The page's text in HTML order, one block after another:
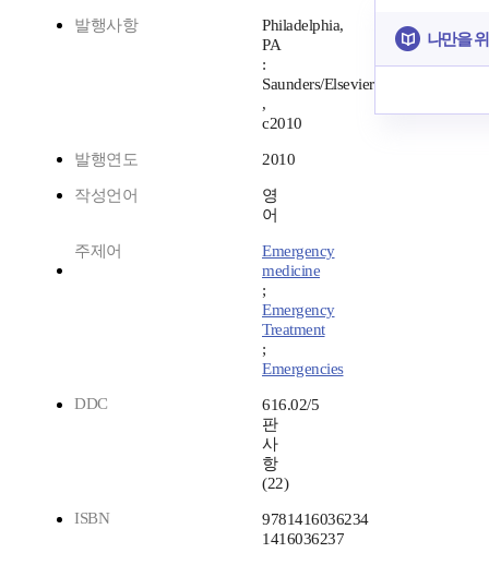
발행사항
Philadelphia,
PA
:
Saunders/Elsevier
,
c2010
발행연도 2010
작성언어
영
어
주제어
Emergency
medicine
;
Emergency
Treatment
;
Emergencies
DDC
616.02/5
판
사
항
(22)
ISBN
9781416036234
1416036237
나만을